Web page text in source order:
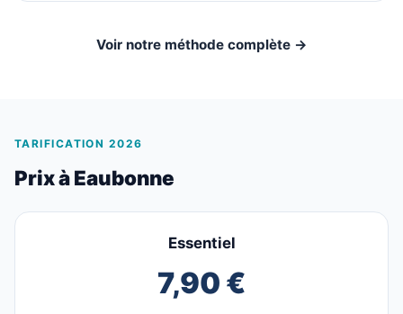
Voir notre méthode complète →
TARIFICATION 2026
Prix à Eaubonne
Essentiel
7,90 €